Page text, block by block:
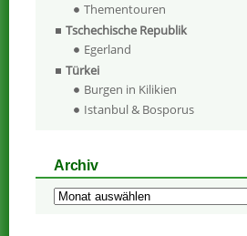
Thementouren
Tschechische Republik
Egerland
Türkei
Burgen in Kilikien
Istanbul & Bosporus
Archiv
Archiv